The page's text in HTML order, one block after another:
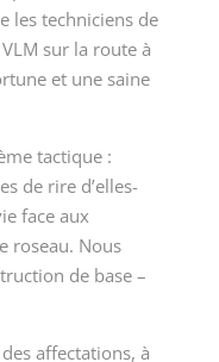
les techniciens de
sur la route à
et une saine
tactique :
de rire d’elles-
face aux
roseau. Nous
de base –
affectations, à